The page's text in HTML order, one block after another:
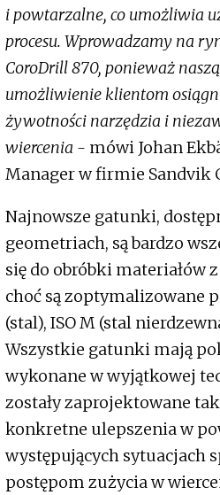
i powtarzalne, co umożliwia
procesu. Wprowadzamy na
CoroDrill 870, ponieważ
umożliwienie klientom
żywotności narzędzia i
wiercenia - mówi Johan
Manager w firmie Sandvik
Najnowsze gatunki,
geometriach, są bardzo
się do obróbki materiałów
choć są zoptymalizowane
(stal), ISO M (stal
Wszystkie gatunki mają
wykonane w wyjątkowej
zostały zaprojektowane
konkretne ulepszenia w
występujących sytuacjach
postępom zużycia w